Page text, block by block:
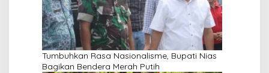
Tumbuhkan Rasa Nasionalisme, Bupati Nias
Bagikan Bendera Merah Putih